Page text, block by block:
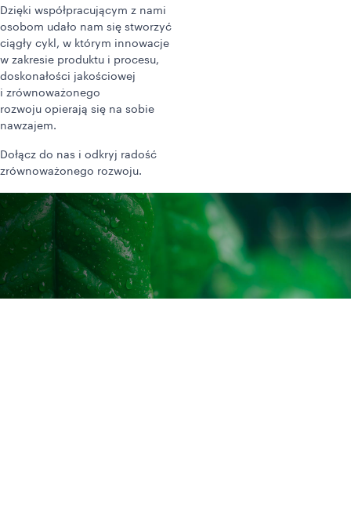
Dzięki współpracującym z nami
osobom udało nam się stworzyć
ciągły cykl, w którym innowacje
w zakresie produktu i procesu,
doskonałości jakościowej
i zrównoważonego
rozwoju opierają się na sobie
nawzajem.
Dołącz do nas i odkryj radość
zrównoważonego rozwoju.